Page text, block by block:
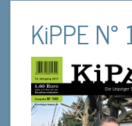
KiPPE N°